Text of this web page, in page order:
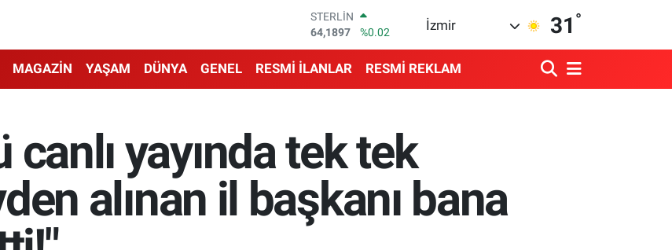
GRAM ALTIN
6574.81
%1.44
BİST100
13.887
%64
EURO
55,0265
%0.01
İzmir 31 °
MAGAZİN YAŞAM DÜNYA GENEL RESMİ İLANLAR RESMİ REKLAM
yayında tek tek
alınan il başkanı bana